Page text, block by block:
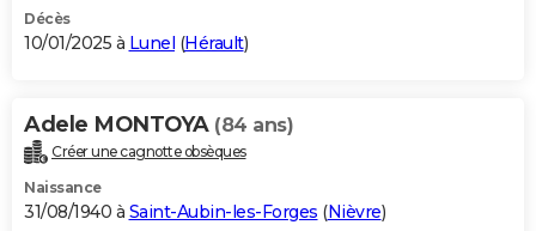
Décès
10/01/2025 à Lunel (Hérault)
Adele MONTOYA (84 ans)
Créer une cagnotte obsèques
Naissance
31/08/1940 à Saint-Aubin-les-Forges (Nièvre)